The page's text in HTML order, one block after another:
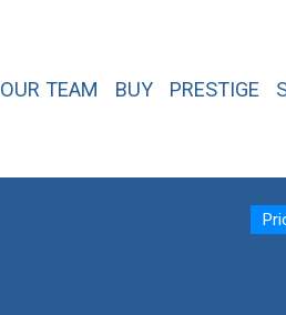
OUR TEAM BUY PRESTIGE